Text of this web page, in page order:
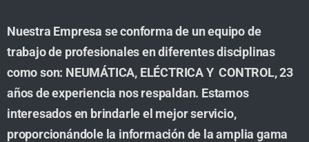
Nuestra Empresa se conforma de un equipo de
trabajo de profesionales en diferentes disciplinas
como son: NEUMÁTICA, ELÉCTRICA Y CONTROL, 23
años de experiencia nos respaldan. Estamos
interesados en brindarle el mejor servicio,
proporcionándole la información de la amplia gama